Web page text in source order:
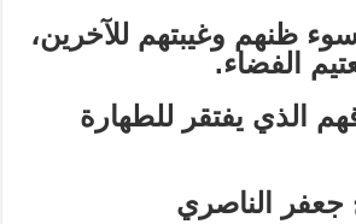
ظنهم وغيبتهم للآخرين،
الفضاء.
الذي يفتقر للطهارة
الناصري